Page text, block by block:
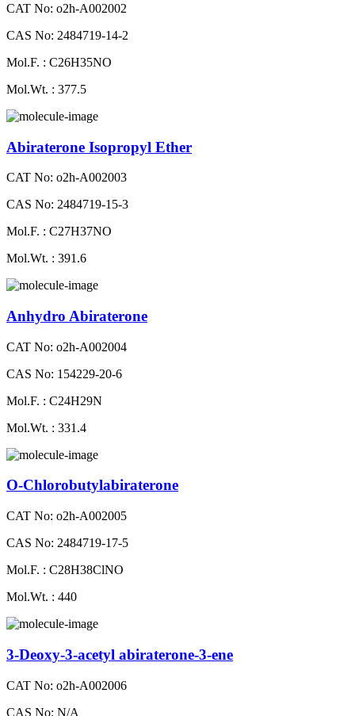
CAT No: o2h-A002002
CAS No: 2484719-14-2
Mol.F. : C26H35NO
Mol.Wt. : 377.5
Abiraterone Isopropyl Ether
CAT No: o2h-A002003
CAS No: 2484719-15-3
Mol.F. : C27H37NO
Mol.Wt. : 391.6
Anhydro Abiraterone
CAT No: o2h-A002004
CAS No: 154229-20-6
Mol.F. : C24H29N
Mol.Wt. : 331.4
O-Chlorobutylabiraterone
CAT No: o2h-A002005
CAS No: 2484719-17-5
Mol.F. : C28H38ClNO
Mol.Wt. : 440
3-Deoxy-3-acetyl abiraterone-3-ene
CAT No: o2h-A002006
CAS No: N/A